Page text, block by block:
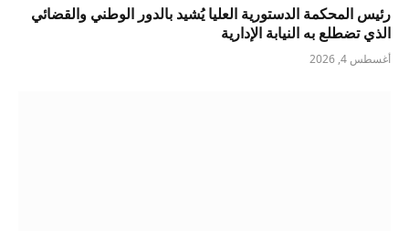
رئيس المحكمة الدستورية العليا يُشيد بالدور الوطني والقضائي
الذي تضطلع به النيابة الإدارية
أغسطس 4, 2026